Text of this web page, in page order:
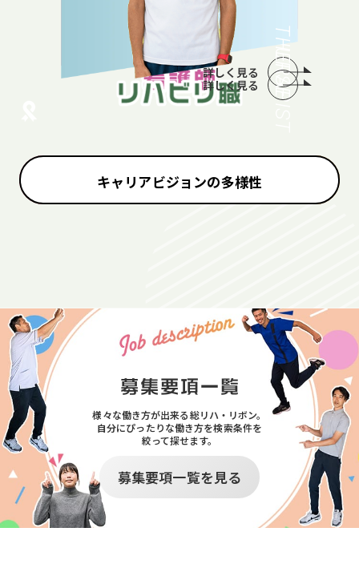
NURSE
詳しく見る THERAPIST
詳しく見る
キャリアビジョンの多様性
様々な働き方が出来る総リハ・リボン。
自分にぴったりな働き方を検索条件を
絞って探せます。
募集要項一覧を見る